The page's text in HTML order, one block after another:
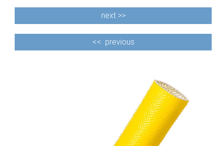
next >>
<< previous